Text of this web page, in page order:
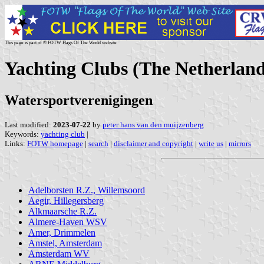
This page is part of © FOTW Flags Of The World website
Yachting Clubs (The
Watersportverenigingen
Last modified: 2023-07-22 by peter hans van den muijzenberg
Keywords: yachting club |
Links: FOTW homepage | search | disclaimer and copyright | write us | mirrors
Adelborsten R.Z., Willemsoord
Aegir, Hillegersberg
Alkmaarsche R.Z.
Almere-Haven WSV
Amer, Drimmelen
Amstel, Amsterdam
Amsterdam WV